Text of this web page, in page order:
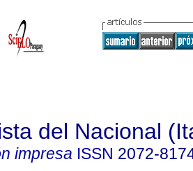
del Nacional
impresa ISSN 2072-